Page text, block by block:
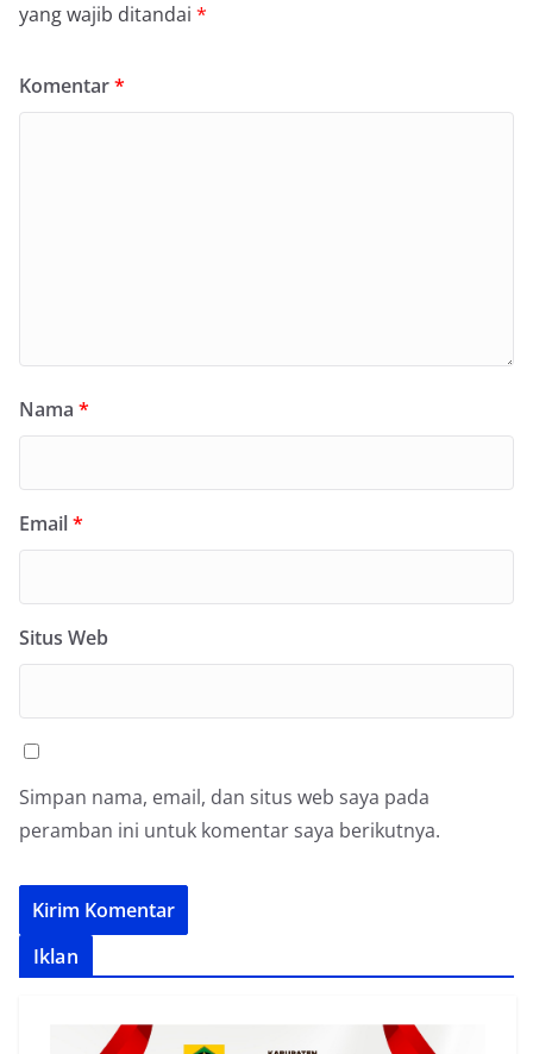
yang wajib ditandai *
Komentar*
Nama *
Email*
Situs Web
Simpan nama, email, dan situs web saya pada
peramban ini untuk komentar saya berikutnya.
Iklan